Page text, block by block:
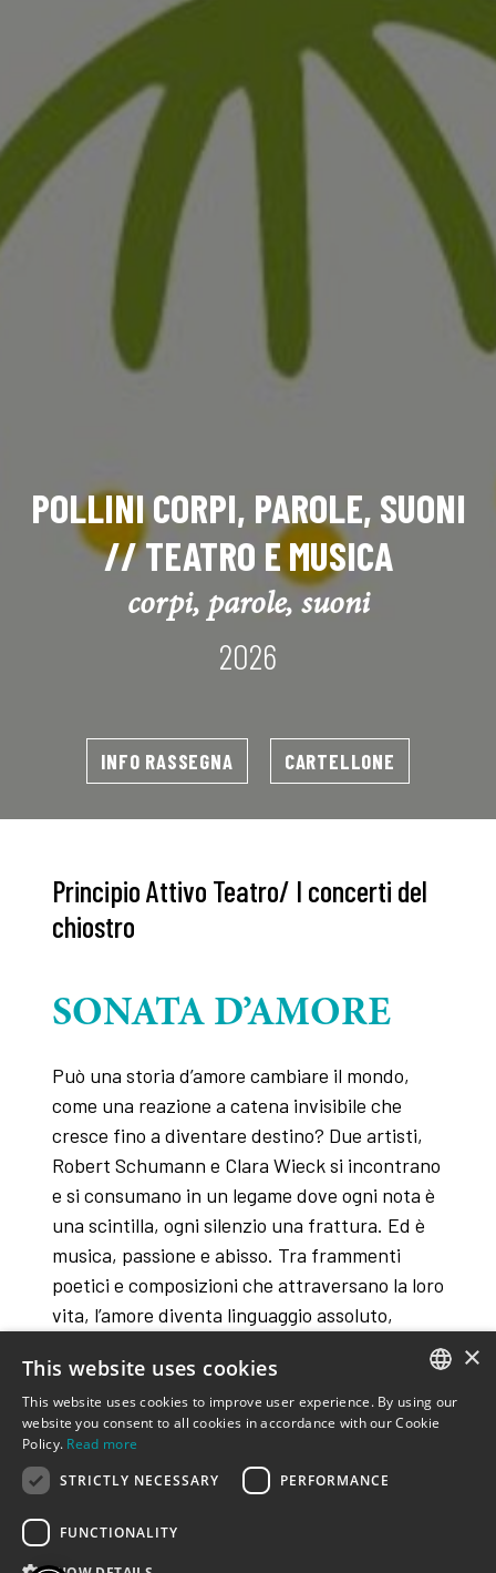
POLLINI CORPI, PAROLE, SUONI
// TEATRO E MUSICA
corpi, parole, suoni
2026
INFO RASSEGNA CARTELLONE
Principio Attivo Teatro/ I concerti del
chiostro
SONATA D’AMORE
Può una storia d’amore cambiare il mondo,
come una reazione a catena invisibile che
cresce fino a diventare destino? Due artisti,
Robert Schumann e Clara Wieck si incontrano
e si consumano in un legame dove ogni nota è
una scintilla, ogni silenzio una frattura. Ed è
musica, passione e abisso. Tra frammenti
poetici e composizioni che attraversano la loro
vita, l’amore diventa linguaggio assoluto,
capace di sollevare la realtà o farla precipitare
voce recitante Giuseppe Semeraro;
Semeraro; musiche di R. Schumann e J.
ITALIAN
×
This website uses cookies
This website uses cookies to improve user experience. By using our
website you consent to all cookies in accordance with our Cookie
Policy. Read more
STRICTLY NECESSARY
PERFORMANCE
FUNCTIONALITY